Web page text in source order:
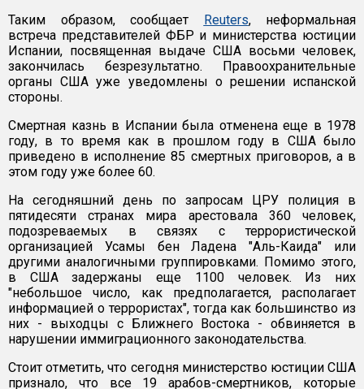
Таким образом, сообщает Reuters, неформальная
встреча представителей ФБР и министерства юстиции
Испании, посвященная выдаче США восьми человек,
закончилась безрезультатно. Правоохранительные
органы США уже уведомлены о решении испанской
стороны.
Смертная казнь в Испании была отменена еще в 1978
году, в то время как в прошлом году в США было
приведено в исполнение 85 смертных приговоров, а в
этом году уже более 60.
На сегодняшний день по запросам ЦРУ полиция в
пятидесяти странах мира арестовала 360 человек,
подозреваемых в связях с террористической
организацией Усамы бен Ладена "Аль-Каида" или
другими аналогичными группировками. Помимо этого,
в США задержаны еще 1100 человек. Из них
"небольшое число, как предполагается, располагает
информацией о террористах", тогда как большинство из
них - выходцы с Ближнего Востока - обвиняется в
нарушении иммиграционного законодательства.
Стоит отметить, что сегодня министерство юстиции США
признало, что все 19 арабов-смертников, которые